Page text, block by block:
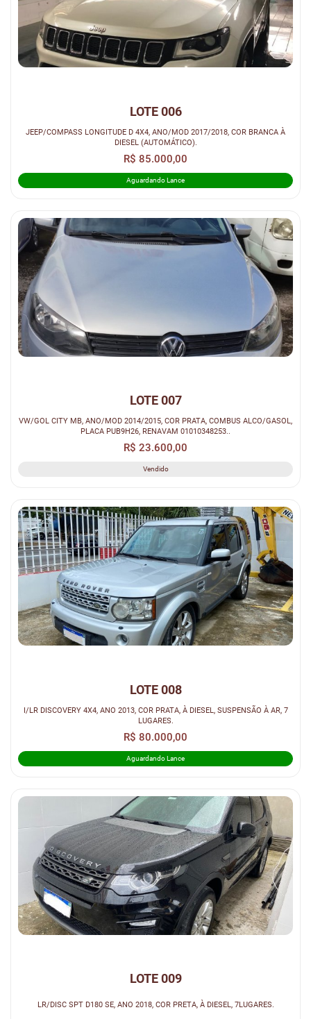
LOTE 006
JEEP/COMPASS LONGITUDE D 4X4, ANO/MOD 2017/2018, COR BRANCA À
DIESEL (AUTOMÁTICO).
R$ 85.000,00
Aguardando Lance
LOTE 007
VW/GOL CITY MB, ANO/MOD 2014/2015, COR PRATA, COMBUS ALCO/GASOL,
PLACA PUB9H26, RENAVAM 01010348253..
R$ 23.600,00
Vendido
LOTE 008
I/LR DISCOVERY 4X4, ANO 2013, COR PRATA, À DIESEL, SUSPENSÃO À AR, 7
LUGARES.
R$ 80.000,00
Aguardando Lance
LOTE 009
LR/DISC SPT D180 SE, ANO 2018, COR PRETA, À DIESEL, 7LUGARES.